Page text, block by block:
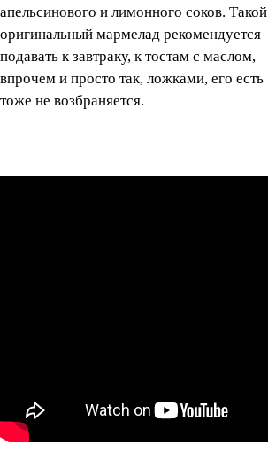
апельсинового и лимонного соков. Такой
оригинальный мармелад рекомендуется
подавать к завтраку, к тостам с маслом,
впрочем и просто так, ложками, его есть
тоже не возбраняется.